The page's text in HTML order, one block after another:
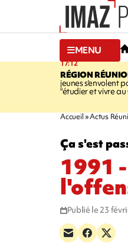
MENU
17:12
RÉGION
jeunes s'envolent
"étudier et vivre
Accueil Actus
Ça s'est
1991
Publié le 23